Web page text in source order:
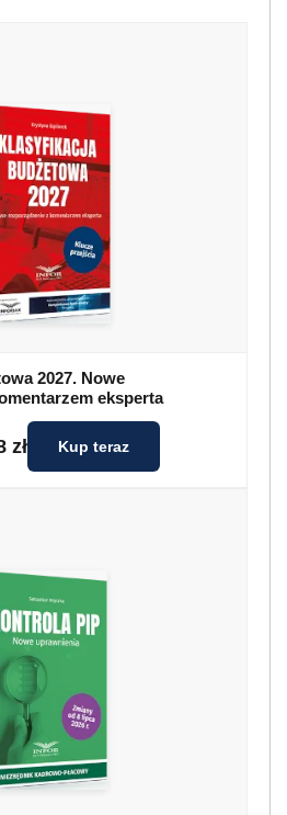
2027. Nowe
eksperta
zł Kup teraz
Kup teraz
na podstawie